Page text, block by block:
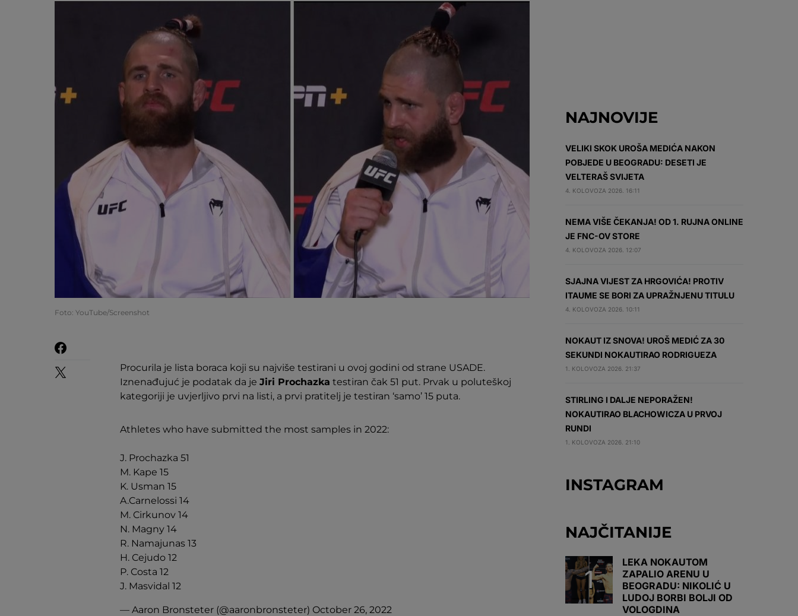
Foto: YouTube/Screenshot
Procurila je lista boraca koji su najviše testirani u ovoj godini od strane USADE.
Iznenađujuć je podatak da je Jiri Prochazka testiran čak 51 put. Prvak u poluteškoj
kategoriji je uvjerljivo prvi na listi, a prvi pratitelj je testiran ‘samo’ 15 puta.
Athletes who have submitted the most samples in 2022:
J. Prochazka 51
M. Kape 15
K. Usman 15
A.Carnelossi 14
M. Cirkunov 14
N. Magny 14
R. Namajunas 13
H. Cejudo 12
P. Costa 12
J. Masvidal 12
— Aaron Bronsteter (@aaronbronsteter) October 26, 2022
NAJNOVIJE
VELIKI SKOK UROŠA MEDIĆA NAKON
POBJEDE U BEOGRADU: DESETI JE
VELTERAŠ SVIJETA
4. KOLOVOZA 2026. 16:11
NEMA VIŠE ČEKANJA! OD 1. RUJNA ONLINE
JE FNC-OV STORE
4. KOLOVOZA 2026. 12:07
SJAJNA VIJEST ZA HRGOVIĆA! PROTIV
ITAUME SE BORI ZA UPRAŽNJENU TITULU
4. KOLOVOZA 2026. 10:11
NOKAUT IZ SNOVA! UROŠ MEDIĆ ZA 30
SEKUNDI NOKAUTIRAO RODRIGUEZA
1. KOLOVOZA 2026. 21:37
STIRLING I DALJE NEPORAŽEN!
NOKAUTIRAO BLACHOWICZA U PRVOJ
RUNDI
1. KOLOVOZA 2026. 21:10
INSTAGRAM
NAJČITANIJE
LEKA NOKAUTOM
ZAPALIO ARENU U
BEOGRADU: NIKOLIĆ U
LUDOJ BORBI BOLJI OD
VOLOGDINA